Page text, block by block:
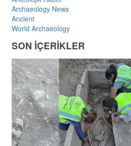
Archaeology News
Ancient
World Archaeology
SON İÇERİKLER